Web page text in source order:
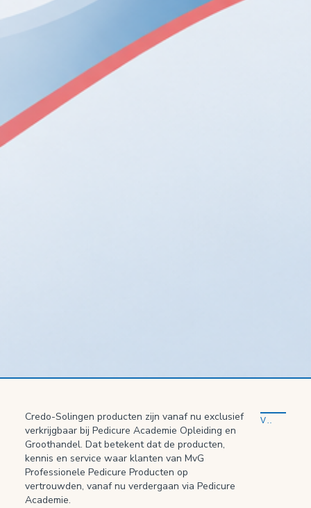
Credo-Solingen producten zijn vanaf nu exclusief
verkrijgbaar bij Pedicure Academie Opleiding en
Groothandel. Dat betekent dat de producten,
kennis en service waar klanten van MvG
Professionele Pedicure Producten op
vertrouwden, vanaf nu verdergaan via Pedicure
Academie.
VORIG VERHAAL